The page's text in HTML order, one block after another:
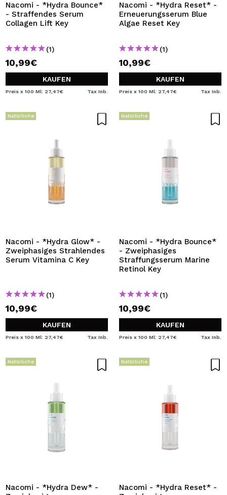
Nacomi - *Hydra Bounce*
- Straffendes Serum
Collagen Lift Key
(1)
10,99€
KAUFEN
Preis x 100 Ml: 27,47€ Tax Inb.
Nacomi - *Hydra Reset* -
Erneuerungsserum Blue
Algae Reset Key
(1)
10,99€
KAUFEN
Preis x 100 Ml: 27,47€ Tax Inb.
Natürliche
Nacomi - *Hydra Glow* -
Zweiphasiges Strahlendes
Serum Vitamina C Key
(1)
10,99€
KAUFEN
Preis x 100 Ml: 27,47€ Tax Inb.
Natürliche
Nacomi - *Hydra Bounce*
- Zweiphasiges
Straffungsserum Marine
Retinol Key
(1)
10,99€
KAUFEN
Preis x 100 Ml: 27,47€ Tax Inb.
Natürliche
Nacomi - *Hydra Dew* -
Natürliche
Nacomi - *Hydra Reset* -